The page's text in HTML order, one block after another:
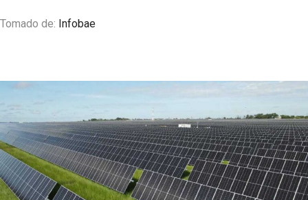
Tomado de: Infobae